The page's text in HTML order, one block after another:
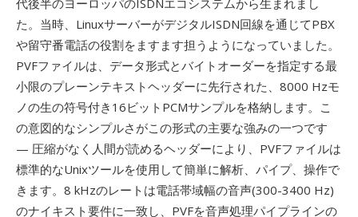
代後半のヨーロッパのISDNエコシステムから生まれまし
た。当時、LinuxサーバーがデジタルISDN回線を通じてPBX
や留守番電話の役割をますます担うようになっていました。
PVFファイルは、データ形式とバイトオーダーを指定する最
小限のプレーンテキストヘッダーに先行された、8000 Hzモ
ノの生の符号付き16ビットPCMサンプルを格納します。こ
の意図的なシンプルさがこの形式の主要な強みの一つです
— 圧縮がなく人間が読めるヘッダーにより、PVFファイルは
標準的なUnixツールを使用して簡単に解析、パイプ、操作で
きます。8 kHzのレートは電話帯域幅の音声(300-3400 Hz)
のナイキスト要件に一致し、PVFを音声処理パイプラインの